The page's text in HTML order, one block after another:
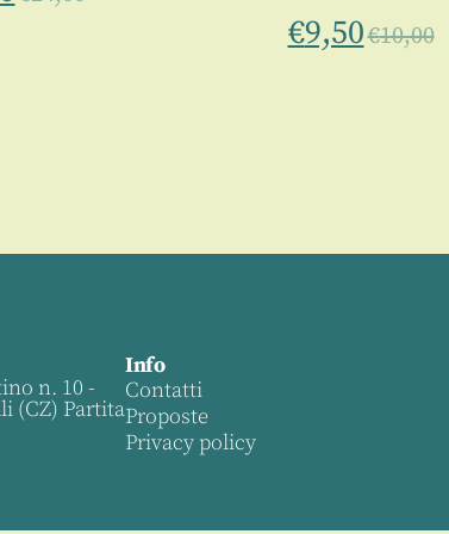
€9,50€10,00
n. 10 -
(CZ) Partita
Info
Contatti
Proposte
Privacy policy